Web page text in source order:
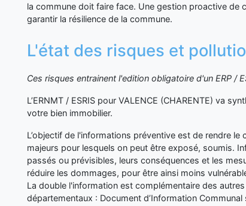
la commune doit faire face. Une gestion proactive de
garantir la résilience de la commune.
L'état des risques et
Ces risques entrainent l'edition obligatoire d'un ERP /
L’ERNMT / ESRIS pour VALENCE (CHARENTE) va
votre bien immobilier.
L’objectif de l'informations préventive est de rendre
majeurs pour lesquels on peut être exposé, soumis.
passés ou prévisibles, leurs conséquences et les
réduire les dommages, pour être ainsi moins
La double l'information est complémentaire des
départementaux : Document d’Information